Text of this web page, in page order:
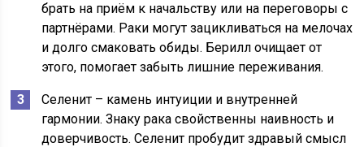
брать на приём к начальству или на переговоры с
партнёрами. Раки могут зацикливаться на мелочах
и долго смаковать обиды. Берилл очищает от
этого, помогает забыть лишние переживания.
Селенит – камень интуиции и внутренней
гармонии. Знаку рака свойственны наивность и
доверчивость. Селенит пробудит здравый смысл